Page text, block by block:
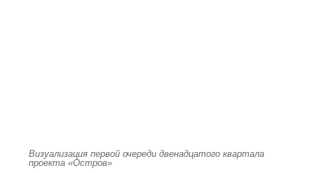
Визуализация первой очереди двенадцатого квартала
проекта «Остров»